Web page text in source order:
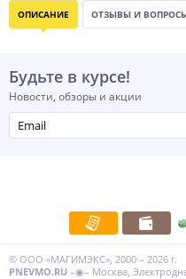
ОПИСАНИЕ ОТЗЫВЫ И
Будьте в курсе!
Новости, обзоры и акции
© ООО «МАГИМЭКС», 2000 – 2026 г.
PNEVMO.RU –◉– Москва,